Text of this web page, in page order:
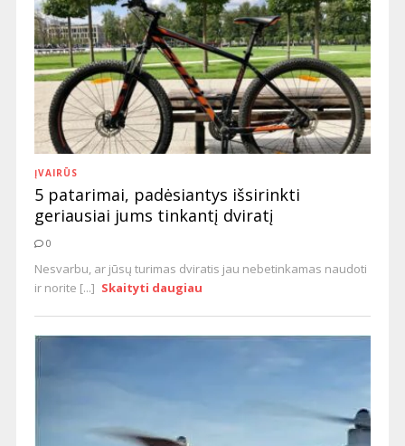
ĮVAIRŪS
5 patarimai, padėsiantys išsirinkti
geriausiai jums tinkantį dviratį
0
Nesvarbu, ar jūsų turimas dviratis jau nebetinkamas naudoti
ir norite [...] Skaityti daugiau